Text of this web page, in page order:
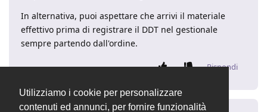
Utilizziamo i cookie per personalizzare
contenuti ed annunci, per fornire funzionalità
In alternativa, puoi aspettare che arrivi il materiale
effettivo prima di registrare il DDT nel gestionale
sempre partendo dall'ordine.
Rispondi